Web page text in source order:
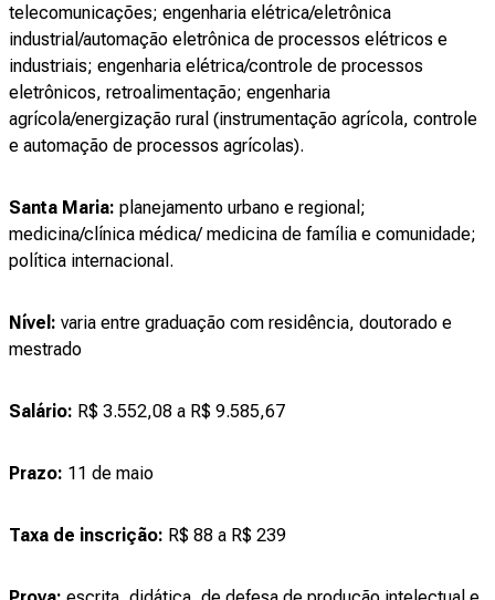
telecomunicações; engenharia elétrica/eletrônica
industrial/automação eletrônica de processos elétricos e
industriais; engenharia elétrica/controle de processos
eletrônicos, retroalimentação; engenharia
agrícola/energização rural (instrumentação agrícola, controle
e automação de processos agrícolas).
Santa Maria: planejamento urbano e regional;
medicina/clínica médica/ medicina de família e comunidade;
política internacional.
Nível: varia entre graduação com residência, doutorado e
mestrado
Salário: R$ 3.552,08 a R$ 9.585,67
Prazo: 11 de maio
Taxa de inscrição: R$ 88 a R$ 239